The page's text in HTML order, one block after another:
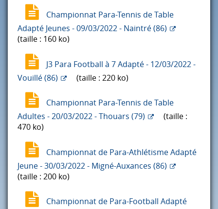
Championnat Para-Tennis de Table
Adapté Jeunes - 09/03/2022 - Naintré (86)
(taille : 160 ko)
J3 Para Football à 7 Adapté - 12/03/2022 -
Vouillé (86)
(taille : 220 ko)
Championnat Para-Tennis de Table
Adultes - 20/03/2022 - Thouars (79)
(taille :
470 ko)
Championnat de Para-Athlétisme Adapté
Jeune - 30/03/2022 - Migné-Auxances (86)
(taille : 200 ko)
Championnat de Para-Football Adapté